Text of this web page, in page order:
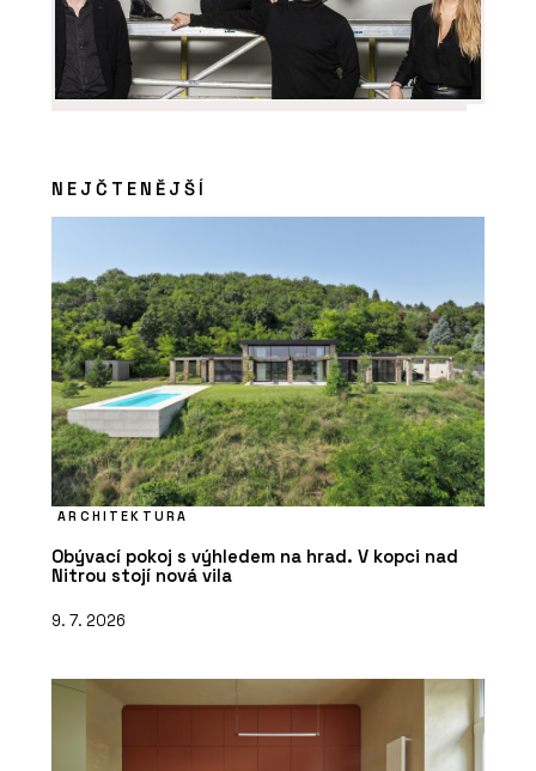
NEJČTENĚJŠÍ
ARCHITEKTURA
Obývací pokoj s výhledem na hrad. V kopci nad
Nitrou stojí nová vila
9. 7. 2026